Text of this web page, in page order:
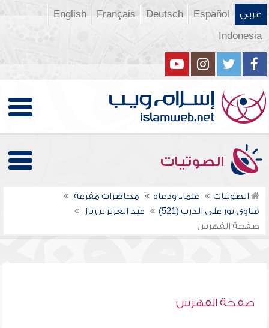
عربي Español
Deutsch
Français
English
Indonesia
الصوتيات
الصوتيات علماء ودعاة
محاضرات مفرغة
فتاوى نور على الدرب (521)
عبد العزيز بن باز
صفحة الفهرس
صفحة الفهرس